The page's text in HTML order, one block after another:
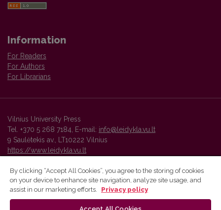
Information
For Readers
For Authors
For Librarians
Vilnius University Press
Tel. +370 5 268 7184, E-mail: info@leidykla.vu.lt
9 Saulėtekis av., LT10222 Vilnius
https://www.leidykla.vu.lt
Vilnius University Press platform and metadata are distributed by
By clicking “Accept All Cookies”, you agree to the storing of cookies
on your device to enhance site navigation, analyze site usage, and
assist in our marketing efforts.
Privacy policy